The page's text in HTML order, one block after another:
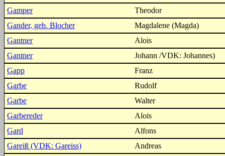
Gamper
Theodor
Gander, geb. Blocher
Magdalene (Magda)
Gantner
Alois
Gantner
Johann /VDK: Johannes)
Gapp
Franz
Garbe
Rudolf
Garbe
Walter
Garbereder
Alois
Gard
Alfons
Gareiß (VDK: Gareiss)
Andreas